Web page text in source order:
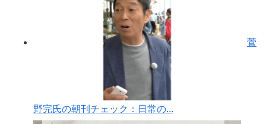
菅
野完氏の朝刊チェック：日常の...